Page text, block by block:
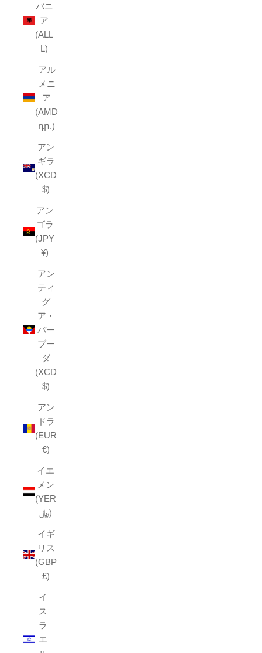
バニ
ア
(ALL
L)
アル
メニ
ア
(AMD
դր.)
アン
ギラ
(XCD
$)
アン
ゴラ
(JPY
¥)
アン
ティ
グ
ア・
バー
ブー
ダ
(XCD
$)
アン
ドラ
(EUR
€)
イエ
メン
(YER
﷼)
イギ
リス
(GBP
£)
イ
ス
ラ
エ